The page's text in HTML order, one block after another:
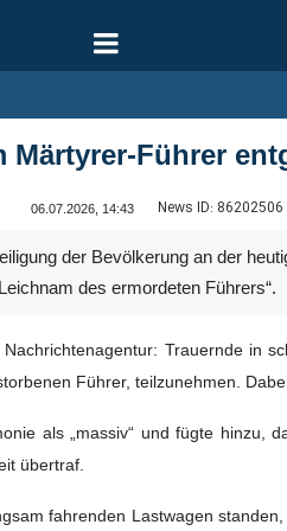
Märtyrer-Führer
06.07.2026, 14:43 News ID: 86202506